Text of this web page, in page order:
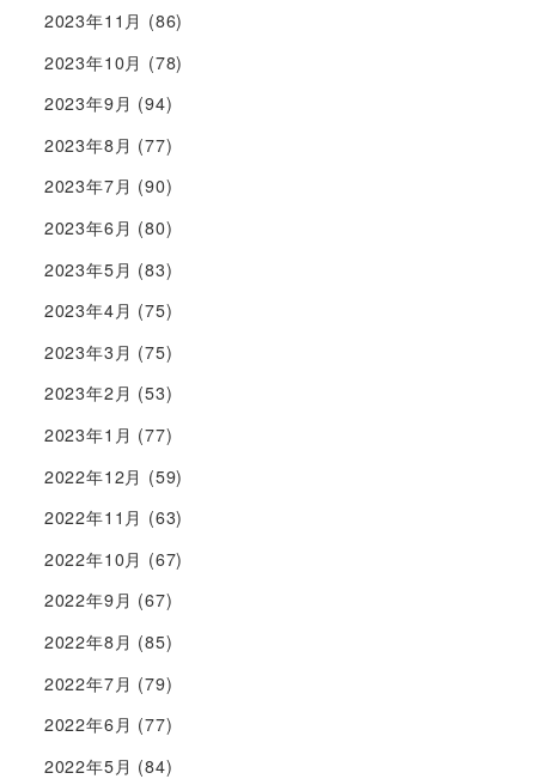
2023年11月 (86)
2023年10月 (78)
2023年9月 (94)
2023年8月 (77)
2023年7月 (90)
2023年6月 (80)
2023年5月 (83)
2023年4月 (75)
2023年3月 (75)
2023年2月 (53)
2023年1月 (77)
2022年12月 (59)
2022年11月 (63)
2022年10月 (67)
2022年9月 (67)
2022年8月 (85)
2022年7月 (79)
2022年6月 (77)
2022年5月 (84)